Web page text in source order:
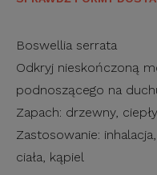
Boswellia serrata
Odkryj nieskończoną
podnoszącego na
Zapach: drzewny,
Zastosowanie:
ciała, kąpiel